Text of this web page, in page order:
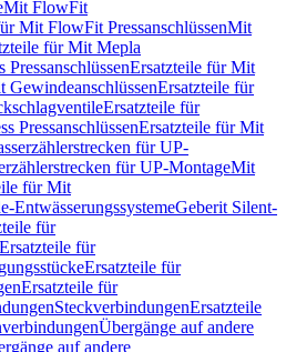
Mit FlowFit
Mit FlowFit PressanschlüssenMit
für Mit Mepla
PressanschlüssenErsatzteile für Mit
GewindeanschlüssenErsatzteile für
Ersatzteile für
PressanschlüssenErsatzteile für Mit
für UP-
für UP-MontageMit
für Mit
EntwässerungssystemeGeberit Silent-
für
Ersatzteile für
Ersatzteile für
Ersatzteile für
SteckverbindungenErsatzteile
Übergänge auf andere
auf andere